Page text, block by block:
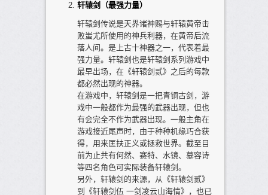
轩辕剑（最强力量）
轩辕剑传说是天界诸神赐与轩辕黄帝击
败蚩尤所使用的神兵利器，在黄帝后流
落人间。是上古十神器之一，代表着最
强力量。轩辕剑也是轩辕剑系列游戏中
最早出场，在《轩辕剑贰》之后的每款
都必然出现的神器。
在游戏中，轩辕剑是一把青铜古剑，游
戏中一般都作为最强的武器出现，但也
有会完全不作为武器出现。一般主角在
游戏接近尾声时，由于种种机缘巧合获
得，用来匡扶正义或拯救世界。截至目
前为止共有何然、赛特、水镜、慕容诗
等四名角色可实际装备轩辕剑。
另外，轩辕剑的来源，从《轩辕剑贰》
到《轩辕剑伍 一剑凌云山海情》，也已